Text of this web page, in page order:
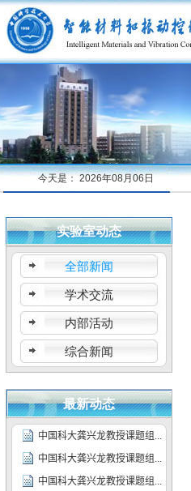
今天是： 2026年08月06日
实验室动态
全部新闻
学术交流
内部活动
综合新闻
最新动态